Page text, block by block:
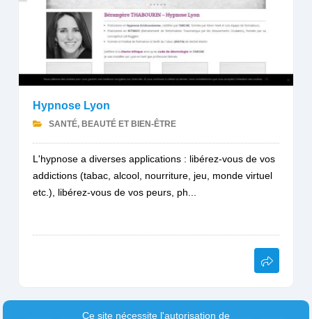
Hypnose Lyon
SANTÉ, BEAUTÉ ET BIEN-ÊTRE
L'hypnose a diverses applications : libérez-vous de vos
addictions (tabac, alcool, nourriture, jeu, monde virtuel
etc.), libérez-vous de vos peurs, ph...
Ce site nécessite l'autorisation de